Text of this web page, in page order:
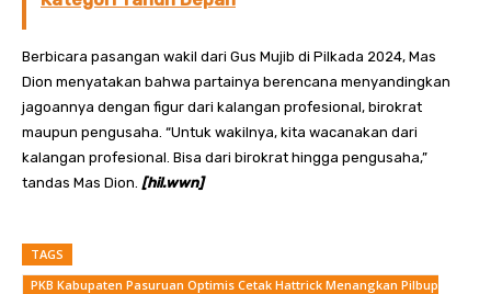
Berbicara pasangan wakil dari Gus Mujib di Pilkada 2024, Mas
Dion menyatakan bahwa partainya berencana menyandingkan
jagoannya dengan figur dari kalangan profesional, birokrat
maupun pengusaha. “Untuk wakilnya, kita wacanakan dari
kalangan profesional. Bisa dari birokrat hingga pengusaha,”
tandas Mas Dion. [hil.wwn]
TAGS
PKB Kabupaten Pasuruan Optimis Cetak Hattrick Menangkan Pilbup